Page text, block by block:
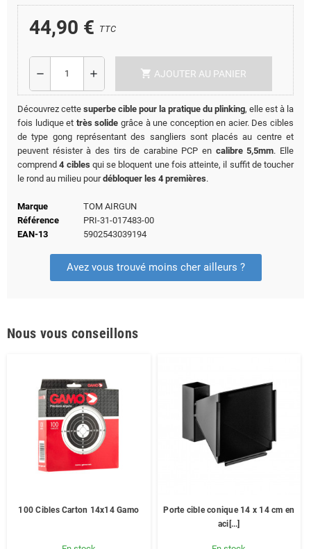
44,90 € TTC
remove add shopping_cart AJOUTER AU PANIER
Découvrez cette superbe cible pour la pratique du plinking, elle est à la
fois ludique et très solide grâce à une conception en acier. Des cibles
de type gong représentant des sangliers sont placés au centre et
peuvent résister à des tirs de carabine PCP en calibre 5,5mm. Elle
comprend4 ciblesqui se bloquent une fois atteinte, il suffit de toucher
le rond au milieu pourdébloquer les 4 premières.
Marque
TOM AIRGUN
Référence
PRI-31-017483-00
EAN-13
5902543039194
Avez vous trouvé moins cher ailleurs ?
Nous vous conseillons
100 Cibles Carton 14x14 Gamo
Porte cible conique 14 x 14 cm en
aci[...]